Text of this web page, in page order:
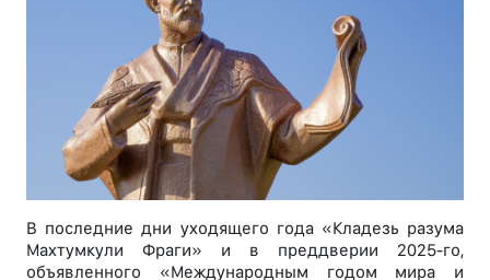
В последние дни уходящего года «Кладезь разума
Махтумкули Фраги» и в преддверии 2025-го,
объявленного «Международным годом мира и